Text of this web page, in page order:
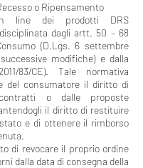
o Ripensamento
line dei prodotti DRS
dagli artt. 50 – 68
(D.Lgs. 6 settembre
modifiche) e dalla
83/CE). Tale normativa
del consumatore il diritto di
o dalle proposte
il diritto di restituire
e di ottenere il rimborso
di revocare il proprio ordine
dalla data di consegna della